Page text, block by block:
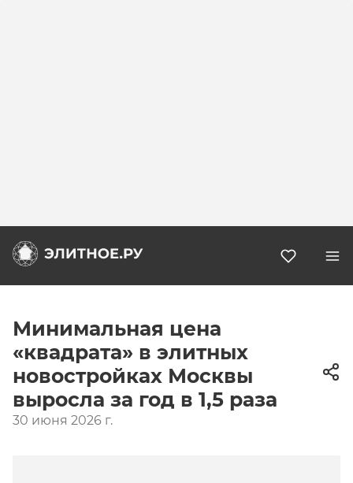
Минимальная цена
«квадрата» в элитных
новостройках Москвы
выросла за год в 1,5 раза
30 июня 2026 г.